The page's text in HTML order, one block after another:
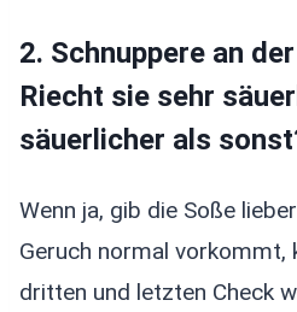
2. Schnuppere an
Riecht sie sehr
säuerlicher als
Wenn ja, gib die Soße
Geruch normal vorkommt,
dritten und letzten Check